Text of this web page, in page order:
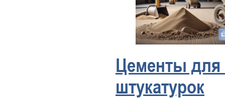
Цементы для
штукатурок